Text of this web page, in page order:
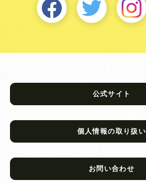
公式サイト
個人情報の取り扱い
お問い合わせ